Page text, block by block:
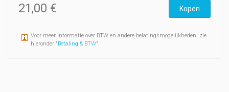
21,00 €
Kopen
Voor meer informatie over BTW en andere belatingsmogelijkheden, zie
hieronder "Betaling & BTW".